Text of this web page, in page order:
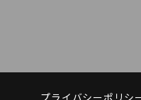
プライバシーポリシ